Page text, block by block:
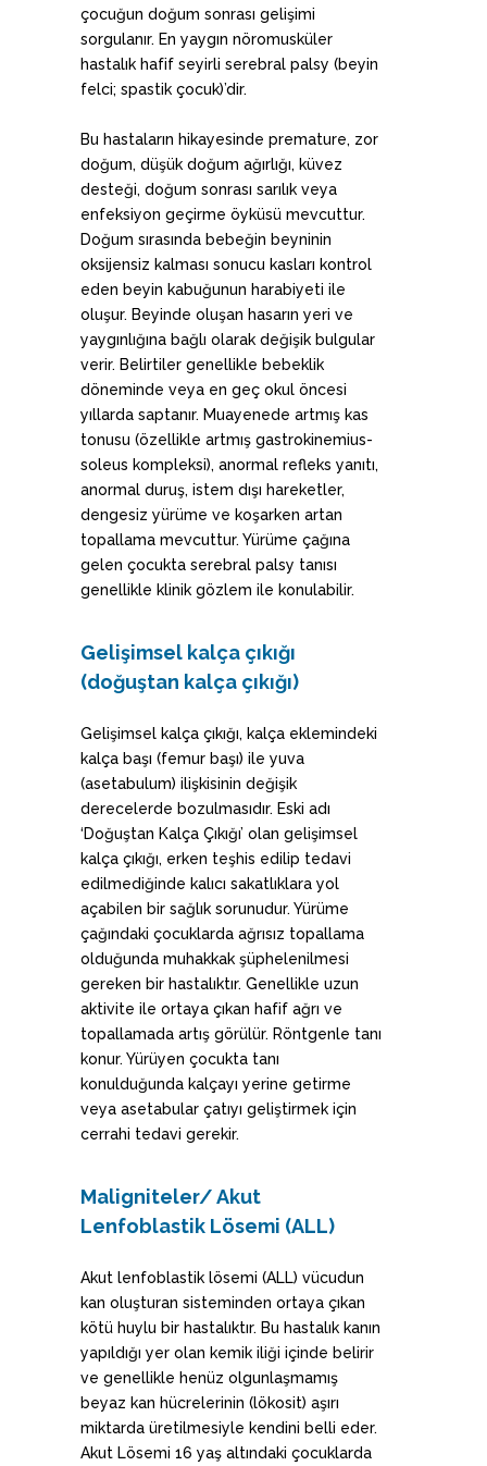
çocuğun doğum sonrası gelişimi
sorgulanır. En yaygın nöromusküler
hastalık hafif seyirli serebral palsy (beyin
felci; spastik çocuk)’dir.
Bu hastaların hikayesinde premature, zor
doğum, düşük doğum ağırlığı, küvez
desteği, doğum sonrası sarılık veya
enfeksiyon geçirme öyküsü mevcuttur.
Doğum sırasında bebeğin beyninin
oksijensiz kalması sonucu kasları kontrol
eden beyin kabuğunun harabiyeti ile
oluşur. Beyinde oluşan hasarın yeri ve
yaygınlığına bağlı olarak değişik bulgular
verir. Belirtiler genellikle bebeklik
döneminde veya en geç okul öncesi
yıllarda saptanır. Muayenede artmış kas
tonusu (özellikle artmış gastrokinemius-
soleus kompleksi), anormal refleks yanıtı,
anormal duruş, istem dışı hareketler,
dengesiz yürüme ve koşarken artan
topallama mevcuttur. Yürüme çağına
gelen çocukta serebral palsy tanısı
genellikle klinik gözlem ile konulabilir.
Gelişimsel kalça çıkığı
(doğuştan kalça çıkığı)
Gelişimsel kalça çıkığı, kalça eklemindeki
kalça başı (femur başı) ile yuva
(asetabulum) ilişkisinin değişik
derecelerde bozulmasıdır. Eski adı
‘Doğuştan Kalça Çıkığı’ olan gelişimsel
kalça çıkığı, erken teşhis edilip tedavi
edilmediğinde kalıcı sakatlıklara yol
açabilen bir sağlık sorunudur. Yürüme
çağındaki çocuklarda ağrısız topallama
olduğunda muhakkak şüphelenilmesi
gereken bir hastalıktır. Genellikle uzun
aktivite ile ortaya çıkan hafif ağrı ve
topallamada artış görülür. Röntgenle tanı
konur. Yürüyen çocukta tanı
konulduğunda kalçayı yerine getirme
veya asetabular çatıyı geliştirmek için
cerrahi tedavi gerekir.
Maligniteler/ Akut
Lenfoblastik Lösemi (ALL)
Akut lenfoblastik lösemi (ALL) vücudun
kan oluşturan sisteminden ortaya çıkan
kötü huylu bir hastalıktır. Bu hastalık kanın
yapıldığı yer olan kemik iliği‎ içinde belirir
ve genellikle henüz olgunlaşmamış
beyaz kan hücrelerinin (lökosit‎) aşırı
miktarda üretilmesiyle kendini belli eder.
Akut Lösemi 16 yaş altındaki çocuklarda